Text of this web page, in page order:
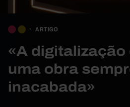
ARTIGO
«A digitalização
uma obra
inacabada»